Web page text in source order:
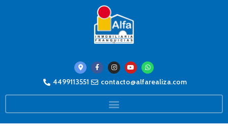
4499113551 contacto@alfarealiza.com